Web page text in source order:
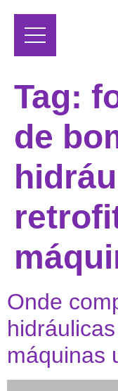
Tag:
de
Onde
máquinas